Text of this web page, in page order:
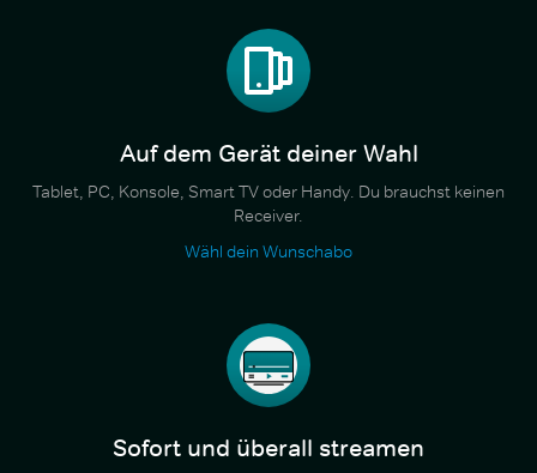
Auf dem Gerät deiner Wahl
Tablet, PC, Konsole, Smart TV oder Handy. Du brauchst keinen
Receiver.
Wähl dein Wunschabo
Sofort und überall streamen